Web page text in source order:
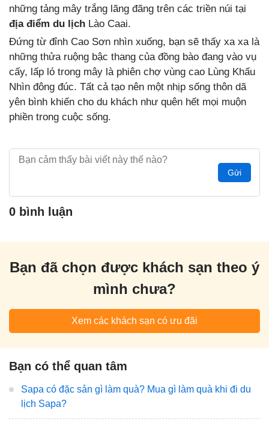
những tảng mây trắng lãng đãng trên các triền núi tại
địa điểm du lịch Lào Caai.
Đứng từ đỉnh Cao Sơn nhìn xuống, bạn sẽ thấy xa xa là
những thửa ruộng bậc thang của đồng bào đang vào vụ
cấy, lấp ló trong mây là phiên chợ vùng cao Lùng Khấu
Nhìn đông đúc. Tất cả tạo nên một nhịp sống thôn dã
yên bình khiến cho du khách như quên hết mọi muộn
phiền trong cuộc sống.
Gửi
0 bình luận
Bạn đã chọn được khách sạn theo ý
mình chưa?
Xem các khách sạn có ưu đãi
Bạn có thể quan tâm
Sapa có đặc sản gì làm quà? Mua gì làm quà khi đi du
lịch Sapa?